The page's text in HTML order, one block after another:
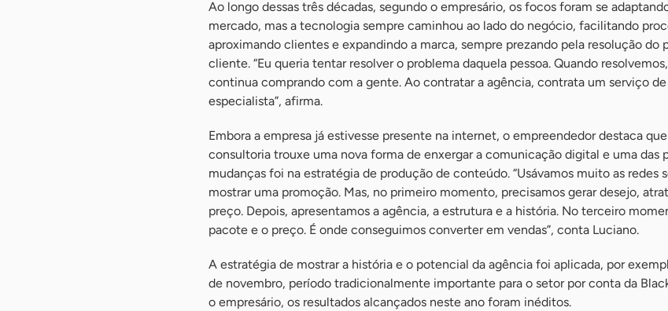
Ao longo dessas três décadas, segundo o empresário, os focos foram se
mercado, mas a tecnologia sempre caminhou ao lado do negócio, facilitando
aproximando clientes e expandindo a marca, sempre prezando pela resolução do
cliente. “Eu queria tentar resolver o problema daquela pessoa. Quando
continua comprando com a gente. Ao contratar a agência, contrata um serviço
especialista”, afirma.
Embora a empresa já estivesse presente na internet, o empreendedor destaca
consultoria trouxe uma nova forma de enxergar a comunicação digital e uma das
mudanças foi na estratégia de produção de conteúdo. “Usávamos muito as redes
mostrar uma promoção. Mas, no primeiro momento, precisamos gerar desejo,
preço. Depois, apresentamos a agência, a estrutura e a história. No terceiro
pacote e o preço. É onde conseguimos converter em vendas”, conta Luciano.
A estratégia de mostrar a história e o potencial da agência foi aplicada, por
de novembro, período tradicionalmente importante para o setor por conta da
o empresário, os resultados alcançados neste ano foram inéditos.